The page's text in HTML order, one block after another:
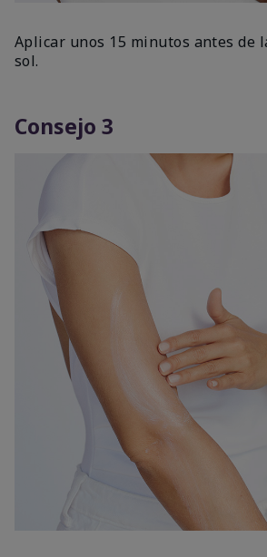
Aplicar unos 15 minutos antes de
sol.
Consejo 3